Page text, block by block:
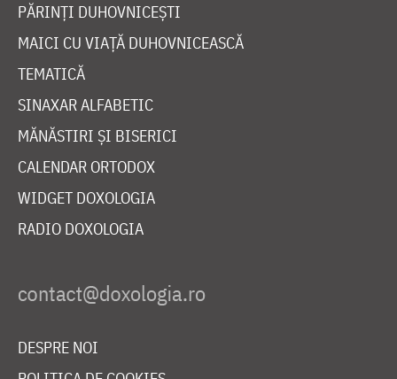
PĂRINȚI DUHOVNICEȘTI
MAICI CU VIAȚĂ DUHOVNICEASCĂ
TEMATICĂ
SINAXAR ALFABETIC
MĂNĂSTIRI ȘI BISERICI
CALENDAR ORTODOX
WIDGET DOXOLOGIA
RADIO DOXOLOGIA
DESPRE NOI